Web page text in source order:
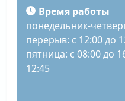
Время работы
понедельник-
перерыв: с 12:00 до
пятница: с 08:00 до
12:45